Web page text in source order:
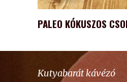
PALEO KÓKUSZOS
Kutyabarát kávézó